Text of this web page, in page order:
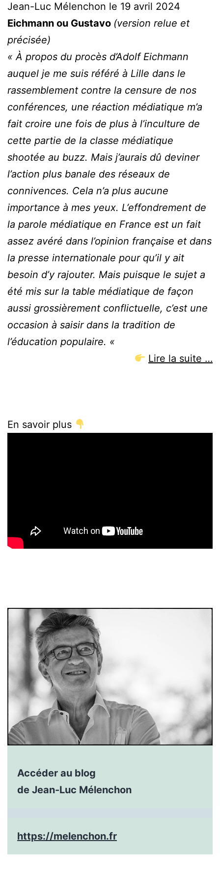
Jean-Luc Mélenchon le 19 avril 2024
Eichmann ou Gustavo (version relue et
précisée)
« À propos du procès d’Adolf Eichmann
auquel je me suis référé à Lille dans le
rassemblement contre la censure de nos
conférences, une réaction médiatique m’a
fait croire une fois de plus à l’inculture de
cette partie de la classe médiatique
shootée au buzz. Mais j’aurais dû deviner
l’action plus banale des réseaux de
connivences. Cela n’a plus aucune
importance à mes yeux. L’effondrement de
la parole médiatique en France est un fait
assez avéré dans l’opinion française et dans
la presse internationale pour qu’il y ait
besoin d’y rajouter. Mais puisque le sujet a
été mis sur la table médiatique de façon
aussi grossièrement conflictuelle, c’est une
occasion à saisir dans la tradition de
l’éducation populaire. «
Lire la suite …
En savoir plus
Accéder au blog
de Jean-Luc Mélenchon
https://melenchon.fr